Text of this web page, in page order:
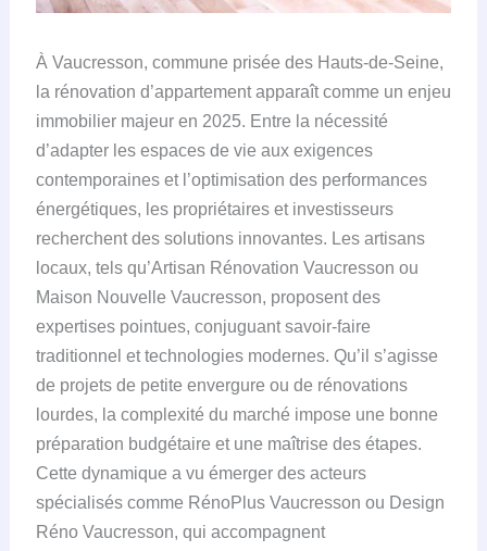
À Vaucresson, commune prisée des Hauts-de-Seine,
la rénovation d’appartement apparaît comme un enjeu
immobilier majeur en 2025. Entre la nécessité
d’adapter les espaces de vie aux exigences
contemporaines et l’optimisation des performances
énergétiques, les propriétaires et investisseurs
recherchent des solutions innovantes. Les artisans
locaux, tels qu’Artisan Rénovation Vaucresson ou
Maison Nouvelle Vaucresson, proposent des
expertises pointues, conjuguant savoir-faire
traditionnel et technologies modernes. Qu’il s’agisse
de projets de petite envergure ou de rénovations
lourdes, la complexité du marché impose une bonne
préparation budgétaire et une maîtrise des étapes.
Cette dynamique a vu émerger des acteurs
spécialisés comme RénoPlus Vaucresson ou Design
Réno Vaucresson, qui accompagnent